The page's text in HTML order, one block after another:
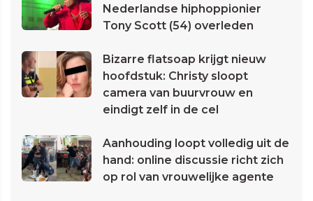
Nederlandse hiphoppionier
Tony Scott (54) overleden
Bizarre flatsoap krijgt nieuw
hoofdstuk: Christy sloopt
camera van buurvrouw en
eindigt zelf in de cel
Aanhouding loopt volledig uit de
hand: online discussie richt zich
op rol van vrouwelijke agente